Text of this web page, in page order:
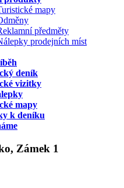
mapy
předměty
prodejních míst
deník
vizitky
mapy
k deníku
Zámek 1